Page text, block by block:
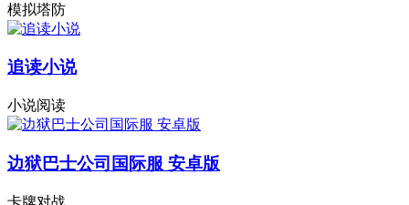
模拟塔防
追读小说
小说阅读
边狱巴士公司国际服 安卓版
卡牌对战